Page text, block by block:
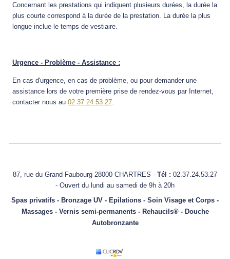
Concernant les prestations qui indiquent plusieurs durées, la durée la
plus courte correspond à la durée de la prestation. La durée la plus
longue inclue le temps de vestiaire.
Urgence - Problème - Assistance :
En cas d'urgence, en cas de problème, ou pour demander une
assistance lors de votre première prise de rendez-vous par Internet,
contacter nous au 02 37 24 53 27.
87, rue du Grand Faubourg 28000 CHARTRES - Tél : 02.37.24.53.27
- Ouvert du lundi au samedi de 9h à 20h
Spas privatifs - Bronzage UV - Epilations - Soin Visage et Corps -
Massages - Vernis semi-permanents - Rehaucils® - Douche
Autobronzante